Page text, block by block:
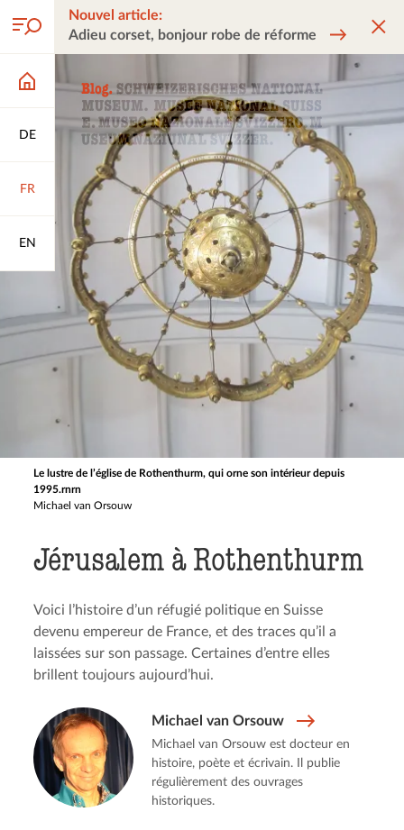
DE
FR
EN
Nouvel article:
Adieu corset, bonjour robe de réforme
Le lustre de l’église de Rothenthurm, qui orne son intérieur depuis
1995.rnrn
Michael van Orsouw
Jérusalem à Rothenthurm
Voici l’histoire d’un réfugié politique en Suisse
devenu empereur de France, et des traces qu’il a
laissées sur son passage. Certaines d’entre elles
brillent toujours aujourd’hui.
Michael van Orsouw
Michael van Orsouw est docteur en
histoire, poète et écrivain. Il publie
régulièrement des ouvrages
historiques.